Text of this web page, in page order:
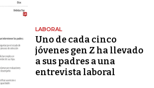
LABORAL
Uno de cada cinco
jóvenes gen Z ha llevado
a sus padres a una
entrevista laboral